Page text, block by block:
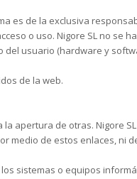
es de la exclusiva
o uso. Nigore SL no se
usuario (hardware y
de la web.
apertura de otras. Nigore
medio de estos enlaces, ni
sistemas o equipos